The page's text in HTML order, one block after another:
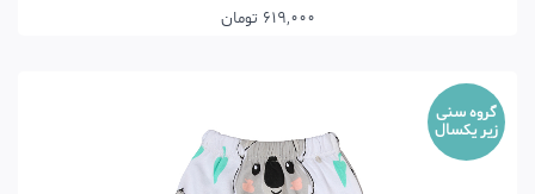
619,000 تومان
گروه سنی
زیر یکسال